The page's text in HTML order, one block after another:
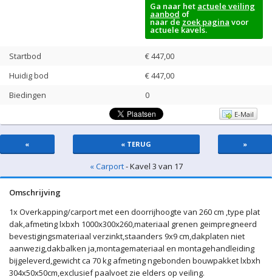
Ga naar het actuele veiling
aanbod of
naar de zoek pagina voor
actuele kavels.
Startbod
€ 447,00
Huidig bod
€447,00
Biedingen
0
E-Mail
« « TERUG »
« Carport- Kavel 3 van 17
Omschrijving
1x Overkapping/carport met een doorrijhoogte van 260 cm ,type plat
dak,afmeting lxbxh 1000x300x260,materiaal grenen geimpregneerd
bevestigingsmateriaal verzinkt,staanders 9x9 cm,dakplaten niet
aanwezig,dakbalken ja,montagemateriaal en montagehandleiding
bijgeleverd,gewicht ca 70 kg afmeting ngebonden bouwpakket lxbxh
304x50x50cm,exclusief paalvoet zie elders op veiling.